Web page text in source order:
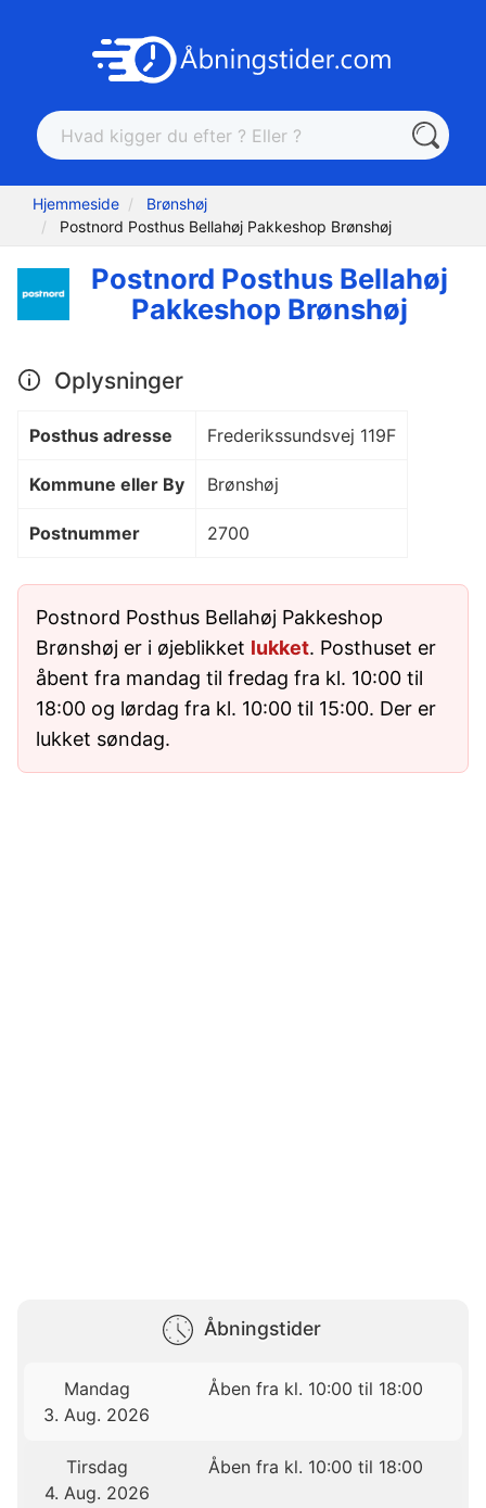
Hjemmeside
Brønshøj
Postnord Posthus Bellahøj Pakkeshop Brønshøj
Postnord Posthus Bellahøj
Pakkeshop Brønshøj
Oplysninger
Posthus adresse Frederikssundsvej 119F
Kommune eller By Brønshøj
Postnummer 2700
Postnord Posthus Bellahøj Pakkeshop
Brønshøj er i øjeblikket lukket. Posthuset er
åbent fra mandag til fredag fra kl. 10:00 til
18:00 og lørdag fra kl. 10:00 til 15:00. Der er
lukket søndag.
Åbningstider
Mandag
3. Aug. 2026
Åben fra kl. 10:00 til 18:00
Tirsdag
4. Aug. 2026
Åben fra kl. 10:00 til 18:00